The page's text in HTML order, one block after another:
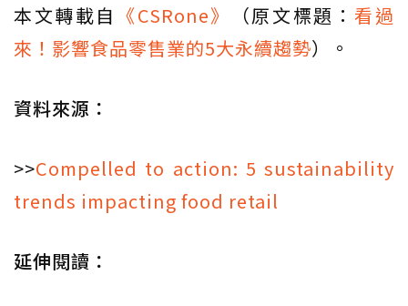
本文轉載自 《CSRone》 （原文標題：看過
來！影響食品零售業的5大永續趨勢）。
資料來源：
>>Compelled to action: 5 sustainability
trends impacting food retail
延伸閱讀：